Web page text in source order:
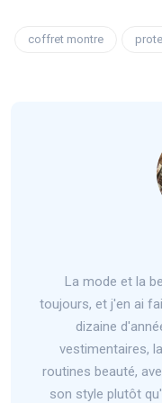
coffret montre
La mode et la
toujours, et j'en ai
dizaine
vestimentaires,
routines beauté,
son style plutôt